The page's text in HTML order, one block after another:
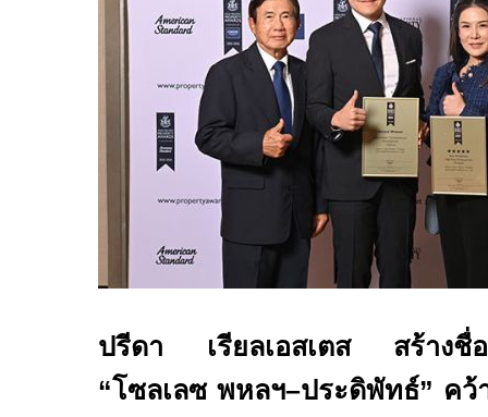
ปรีดา เรียลเอสเตส สร้างชื่อ
“โซลเลซ พหลฯ–ประดิพัทธ์” ค